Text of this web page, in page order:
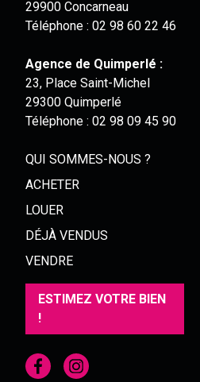
29900 Concarneau
Téléphone : 02 98 60 22 46
Agence de Quimperlé :
23, Place Saint-Michel
29300 Quimperlé
Téléphone : 02 98 09 45 90
QUI SOMMES-NOUS ?
ACHETER
LOUER
DÉJÀ VENDUS
VENDRE
ESTIMEZ VOTRE BIEN
!